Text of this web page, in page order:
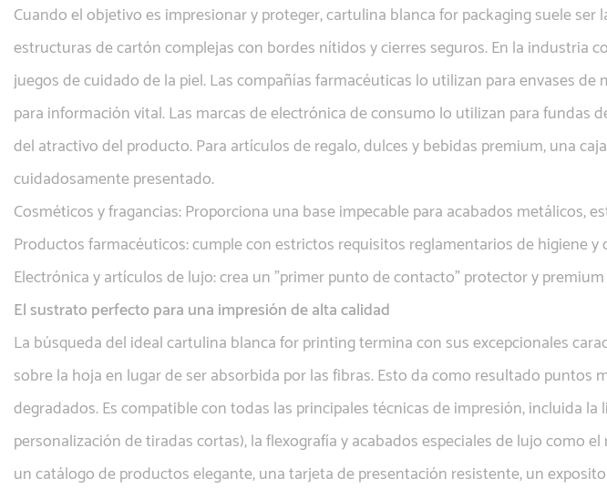
Cuando el objetivo es impresionar y proteger,cartulina blanca for packagingsuele ser
estructuras de cartón complejas con bordes nítidos y cierres seguros. En la industria
juegos de cuidado de la piel. Las compañías farmacéuticas lo utilizan para envases
para información vital. Las marcas de electrónica de consumo lo utilizan para
del atractivo del producto. Para artículos de regalo, dulces y bebidas premium, una
cuidadosamente presentado.
Cosméticos y fragancias: Proporciona una base impecable para acabados metálicos,
Productos farmacéuticos: cumple con estrictos requisitos reglamentarios de higiene
Electrónica y artículos de lujo: crea un "primer punto de contacto" protector y
El sustrato perfecto para una impresión de alta calidad
La búsqueda del idealcartulina blanca for printingtermina con sus excepcionales
sobre la hoja en lugar de ser absorbida por las fibras. Esto da como resultado
degradados. Es compatible con todas las principales técnicas de impresión, incluida
personalización de tiradas cortas), la flexografía y acabados especiales de lujo como
un catálogo de productos elegante, una tarjeta de presentación resistente, un